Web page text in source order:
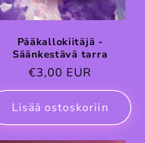
Pääkallokiitäjä -
Säänkestävä tarra
Normaalihinta
€3,00 EUR
Lisää ostoskoriin